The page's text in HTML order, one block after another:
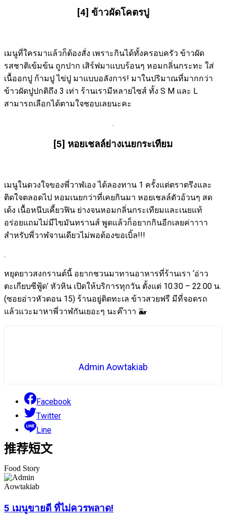
[4] ข้าวผัดโคตรปู
เมนูที่ใครมาแล้วก็ต้องสั่ง เพราะกินได้ทั้งครอบครัว ข้าวผัด
รสชาติเข้มข้น ถูกปาก เสิร์ฟมาแบบร้อนๆ หอมกลิ่นกระทะ ใส่
เนื้ออกปู ก้ามปู ไข่ปู มาแบบอลังการ! มาในปริมาณที่มากกว่า
ข้าวผัดปูปกติถึง 3 เท่า ร้านเรามีหลายไซส์ ทั้ง S M และ L
สามารถเลือกได้ตามใจชอบเลยนะคะ
.
[5] หอยเชลล์ย่างเนยกระเทียม
เมนูในดวงใจของพี่วาฬเอง ได้ลองทาน 1 ครั้งแต่ตราตรึงและ
ติดใจตลอดไป หอมเนยกว่าที่เคยกินมา หอยเชลล์ตัวอ้วนๆ สด
เด้ง เนื้อหนึบเคี้ยวฟิน ย่างจนหอมกลิ่นกระเทียมและเนยแท้
อร่อยแถมไม่มีไขมันทรานส์ พูดแล้วก็อยากกินอีกเลยค่าาาา
สำหรับพี่วาฬจานเดียวไม่พอต้องขอเบิ้ล!!!
.
หยุดยาวสงกรานต์นี้ อยากชวนมาทานอาหารที่ร้านเรา ‘อ่าว
ตะเกียบซีฟู้ด’ หัวหิน เปิดให้บริการทุกวัน ตั้งแต่ 10.30 – 22.00 น.
(ซอยอ่าวหัวดอน 15) ร้านอยู่ติดทะเล ข้าวสวยฟรี มีที่จอดรถ
แล้วแวะมาหาพี่วาฬกันเยอะๆ นะค๊าาา 🐳
Admin Aowtakiab
Facebook
Twitter
Line
推荐短文
Food Story
5 เมนูขายดี ที่ไม่ควรพลาด!